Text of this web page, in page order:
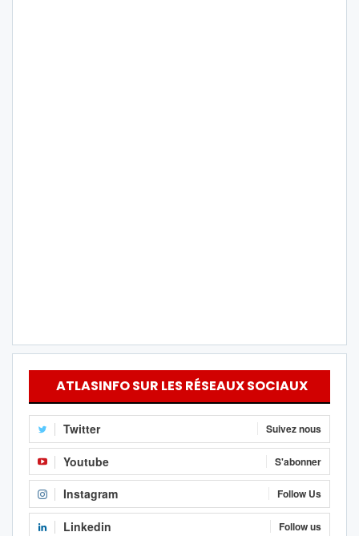
ATLASINFO SUR LES RÉSEAUX SOCIAUX
Twitter Suivez nous
Youtube S'abonner
Instagram Follow Us
Linkedin Follow us